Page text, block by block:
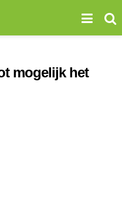
mogelijk het